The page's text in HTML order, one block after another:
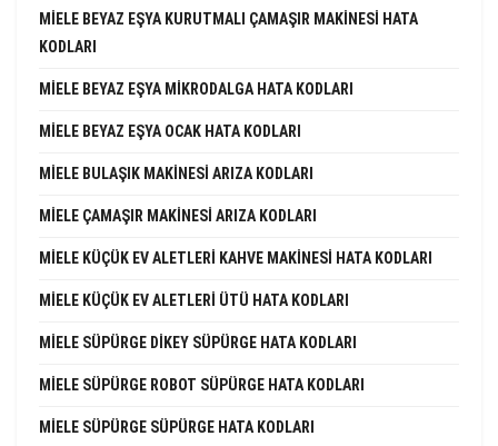
MIELE BEYAZ EŞYA KURUTMALI ÇAMAŞIR MAKINESI HATA
KODLARI
MIELE BEYAZ EŞYA MIKRODALGA HATA KODLARI
MIELE BEYAZ EŞYA OCAK HATA KODLARI
MIELE BULAŞIK MAKINESI ARIZA KODLARI
MIELE ÇAMAŞIR MAKINESI ARIZA KODLARI
MIELE KÜÇÜK EV ALETLERI KAHVE MAKINESI HATA KODLARI
MIELE KÜÇÜK EV ALETLERI ÜTÜ HATA KODLARI
MIELE SÜPÜRGE DIKEY SÜPÜRGE HATA KODLARI
MIELE SÜPÜRGE ROBOT SÜPÜRGE HATA KODLARI
MIELE SÜPÜRGE SÜPÜRGE HATA KODLARI